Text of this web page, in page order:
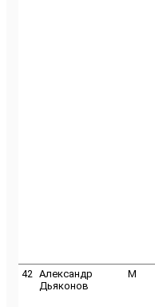
42 Александр
Дьяконов
M